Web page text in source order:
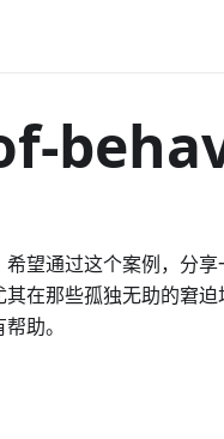
望通过这个案例，分
在那些孤独无助的窘
助。